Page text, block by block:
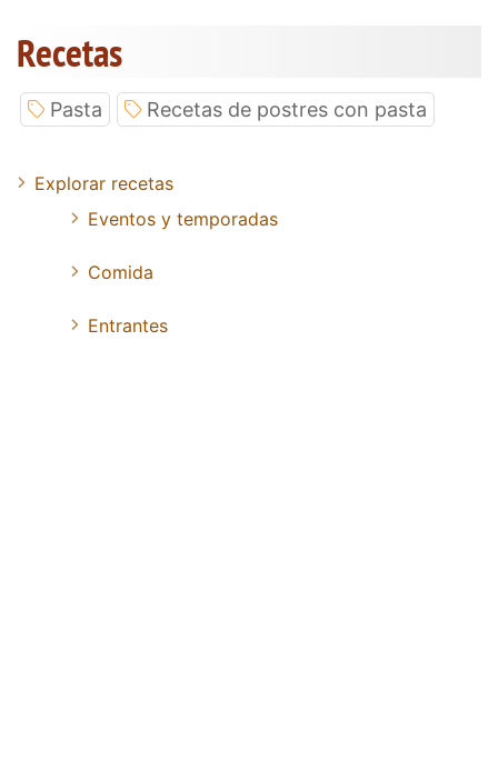
Recetas
Pasta Recetas de postres con pasta
Explorar recetas
Eventos y temporadas
Comida
Entrantes